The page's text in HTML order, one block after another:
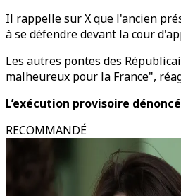
Il rappelle sur X que l'ancien
à se défendre devant la cour
Les autres pontes des
malheureux pour la France",
L’exécution provisoire
RECOMMANDÉ